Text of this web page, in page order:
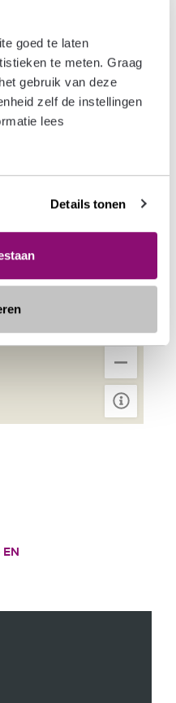
goed te laten
te meten. Graag
gebruik van deze
zelf de instellingen
lees
Details tonen
is gepland vanaf
EN